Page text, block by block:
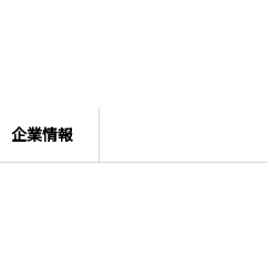
企業情報